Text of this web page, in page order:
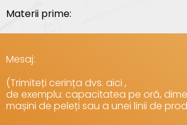
Materii prime:
Mesaj:
(Trimiteți cerința dvs. aici ,
de exemplu: capacitatea pe oră,
mașini de peleți sau a unei linii de